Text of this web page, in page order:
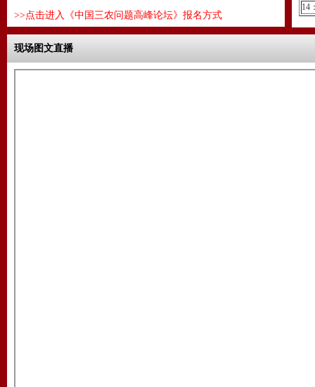
>>点击进入《中国三农问题高峰论坛》报名方式
14
现场图文直播